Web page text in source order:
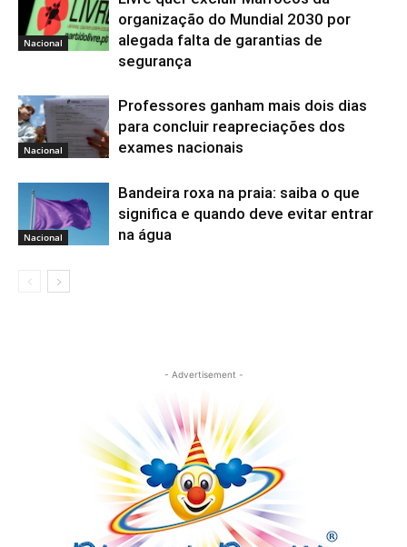
Nacional
organização do Mundial 2030 por
alegada falta de garantias de
segurança
Nacional
Professores ganham mais dois dias
para concluir reapreciações dos
exames nacionais
Nacional
Bandeira roxa na praia: saiba o que
significa e quando deve evitar entrar
na água
- Advertisement -